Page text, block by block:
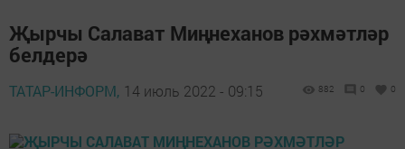
Җырчы Салават Миңнеханов рәхмәтләр
белдерә
ТАТАР-ИНФОРМ, 14 июль 2022 - 09:15 882 0 0